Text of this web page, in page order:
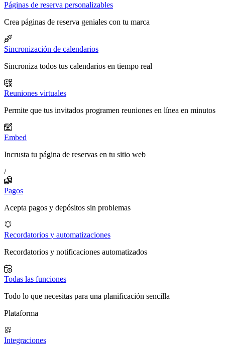
Páginas de reserva personalizables
Crea páginas de reserva geniales con tu marca
Sincronización de calendarios
Sincroniza todos tus calendarios en tiempo real
Reuniones virtuales
Permite que tus invitados programen reuniones en línea en minutos
Embed
Incrusta tu página de reservas en tu sitio web
/
Pagos
Acepta pagos y depósitos sin problemas
Recordatorios y automatizaciones
Recordatorios y notificaciones automatizados
Todas las funciones
Todo lo que necesitas para una planificación sencilla
Plataforma
Integraciones